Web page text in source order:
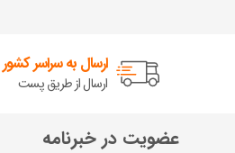
ارسال به سراسر کشور
ارسال از طریق پست
عضویت در خبرنامه